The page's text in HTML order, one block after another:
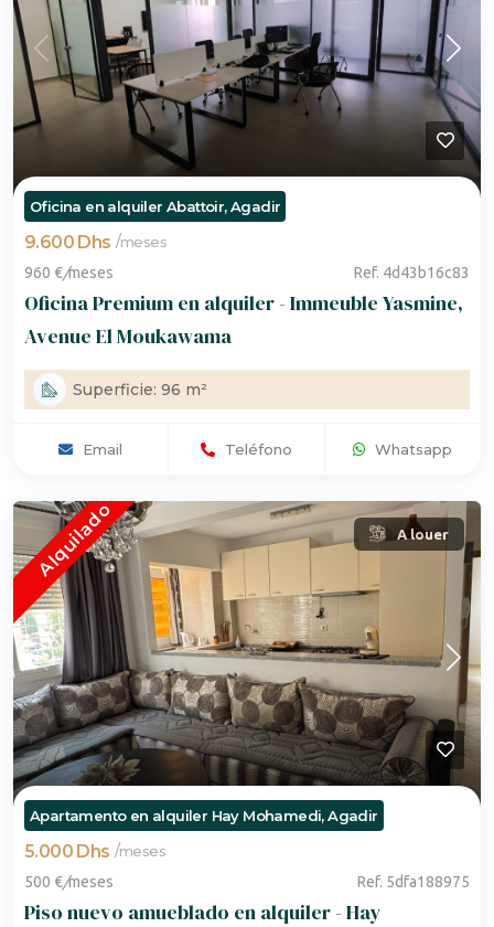
Oficina en alquiler Abattoir, Agadir
9.600 Dhs /meses
960 €/meses Ref. 4d43b16c83
Oficina Premium en alquiler - Immeuble Yasmine,
Avenue El Moukawama
Superficie: 96 m²
Email Teléfono Whatsapp
Alquilado A louer
Apartamento en alquiler Hay Mohamedi, Agadir
5.000 Dhs /meses
500 €/meses Ref. 5dfa188975
Piso nuevo amueblado en alquiler - Hay